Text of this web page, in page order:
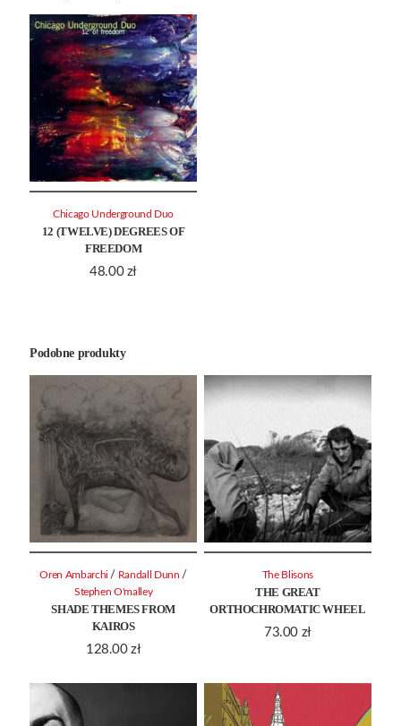
12 (TWELVE) DEGREES OF
FREEDOM
48.00 zł
Chicago Underground Duo
Podobne produkty
SHADE THEMES FROM
KAIROS
128.00 zł
Oren Ambarchi / Randall Dunn /
Stephen O'malley
THE GREAT
ORTHOCHROMATIC WHEEL
73.00 zł
The Blisons